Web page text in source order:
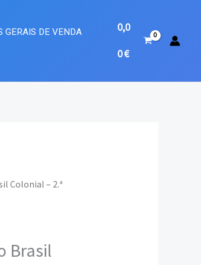
GERAIS DE VENDA
0,0
0€
Colonial – 2.ª
Brasil